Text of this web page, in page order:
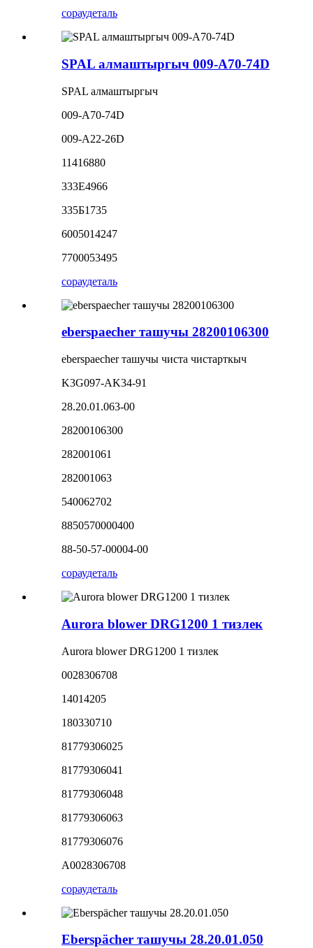
сораудеталь
SPAL алмаштыргыч 009-A70-74D
SPAL алмаштыргыч
009-A70-74D
009-A22-26D
11416880
333E4966
335Б1735
6005014247
7700053495
сораудеталь
eberspaecher ташучы 28200106300
eberspaecher ташучы чиста чистарткыч
K3G097-AK34-91
28.20.01.063-00
28200106300
282001061
282001063
540062702
8850570000400
88-50-57-00004-00
сораудеталь
Aurora blower DRG1200 1 тизлек
Aurora blower DRG1200 1 тизлек
0028306708
14014205
180330710
81779306025
81779306041
81779306048
81779306063
81779306076
A0028306708
сораудеталь
Eberspächer ташучы 28.20.01.050